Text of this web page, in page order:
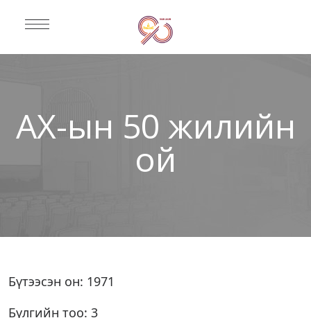
АХ-ын 50 жилийн
ой
Бүтээсэн он: 1971
Бүлгийн тоо: 3